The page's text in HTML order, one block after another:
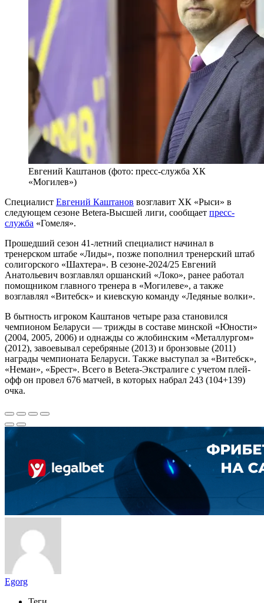
Евгений Каштанов (фото: пресс-служба ХК
«Могилев»)
Специалист Евгений Каштанов возглавит ХК «Рыси» в
следующем сезоне Betera-Высшей лиги, сообщает пресс-
служба «Гомеля».
Прошедший сезон 41-летний специалист начинал в
тренерском штабе «Лиды», позже пополнил тренерский штаб
солигорского «Шахтера». В сезоне-2024/25 Евгений
Анатольевич возглавлял оршанский «Локо», ранее работал
помощником главного тренера в «Могилеве», а также
возглавлял «Витебск» и киевскую команду «Ледяные волки».
В бытность игроком Каштанов четыре раза становился
чемпионом Беларуси — трижды в составе минской «Юности»
(2004, 2005, 2006) и однажды со жлобинским «Металлургом»
(2012), завоевывал серебряные (2013) и бронзовые (2011)
награды чемпионата Беларуси. Также выступал за «Витебск»,
«Неман», «Брест». Всего в Betera-Экстралиге с учетом плей-
офф он провел 676 матчей, в которых набрал 243 (104+139)
очка.
Egorg